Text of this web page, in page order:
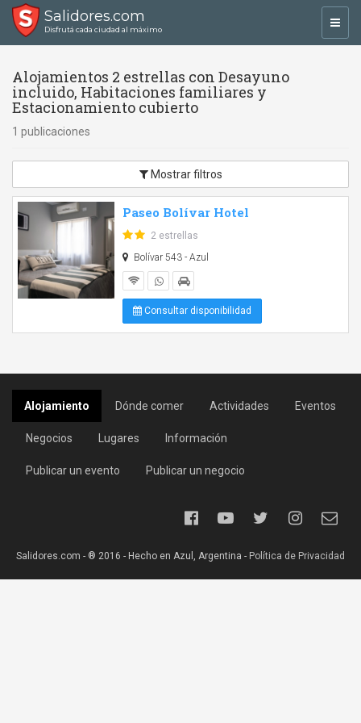
Salidores.com
Disfrutá cada ciudad al máximo
Alojamientos 2 estrellas con Desayuno
incluido, Habitaciones familiares y
Estacionamiento cubierto
1 publicaciones
Mostrar filtros
Paseo Bolívar Hotel
2 estrellas
Bolívar 543 - Azul
Consultar disponibilidad
Alojamiento Dónde comer Actividades Eventos
Negocios Lugares Información
Publicar un evento Publicar un negocio
Salidores.com - ® 2016 - Hecho en Azul, Argentina - Política de Privacidad